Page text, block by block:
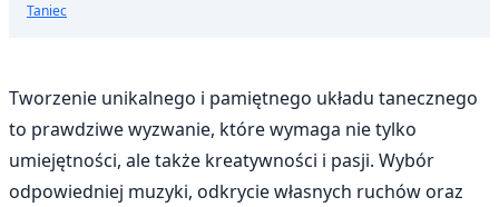
Taniec
Tworzenie unikalnego i pamiętnego układu tanecznego
to prawdziwe wyzwanie, które wymaga nie tylko
umiejętności, ale także kreatywności i pasji. Wybór
odpowiedniej muzyki, odkrycie własnych ruchów oraz